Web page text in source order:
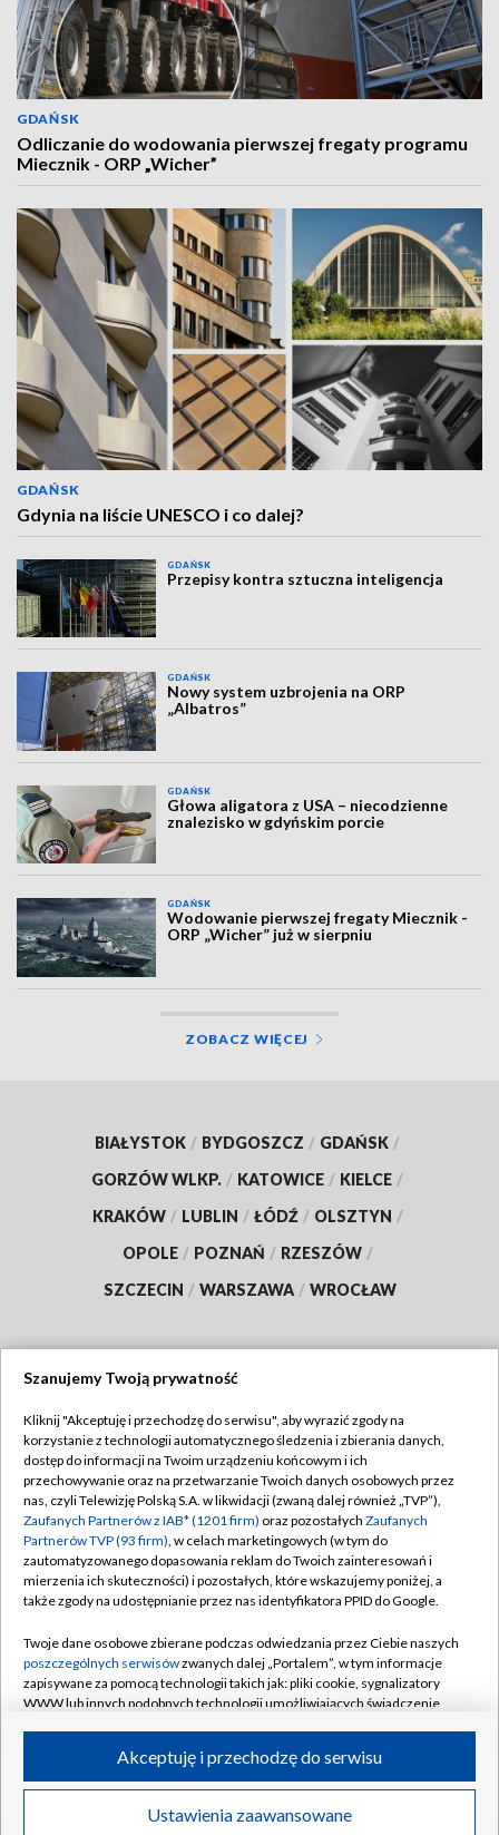
GDAŃSK
Odliczanie do wodowania pierwszej fregaty programu
Miecznik - ORP „Wicher”
GDAŃSK
Gdynia na liście UNESCO i co dalej?
GDAŃSK
Przepisy kontra sztuczna inteligencja
GDAŃSK
Nowy system uzbrojenia na ORP
„Albatros”
GDAŃSK
Głowa aligatora z USA – niecodzienne
znalezisko w gdyńskim porcie
GDAŃSK
Wodowanie pierwszej fregaty Miecznik -
ORP „Wicher” już w sierpniu
ZOBACZ WIĘCEJ
BIAŁYSTOK / BYDGOSZCZ / GDAŃSK /
GORZÓW WLKP. / KATOWICE / KIELCE /
KRAKÓW / LUBLIN / ŁÓDŹ / OLSZTYN /
OPOLE / POZNAŃ / RZESZÓW /
SZCZECIN / WARSZAWA / WROCŁAW
TVP
Abonament TVP
Emisja w TVP
Centrum informacji TVP
Naziemna Telewizja Cyfrowa
Rada Programowa
System NOS
Informacje o nadawcy
Program dla prasy
Regulamin TVP
Polityka prywatności
Moje zgody
Pomoc
Kontakt
Kanały
©2026 Telewizja Polska S.A. w likwidacji
Szanujemy Twoją prywatność
Kliknij "Akceptuję i przechodzę do serwisu", aby wyrazić zgody na
korzystanie z technologii automatycznego śledzenia i zbierania danych,
dostęp do informacji na Twoim urządzeniu końcowym i ich
przechowywanie oraz na przetwarzanie Twoich danych osobowych przez
nas, czyli Telewizję Polską S.A. w likwidacji (zwaną dalej również „TVP”),
Zaufanych Partnerów z IAB* (1201 firm) oraz pozostałych Zaufanych
Partnerów TVP (93 firm), w celach marketingowych (w tym do
zautomatyzowanego dopasowania reklam do Twoich zainteresowań i
mierzenia ich skuteczności) i pozostałych, które wskazujemy poniżej, a
także zgody na udostępnianie przez nas identyfikatora PPID do Google.
Twoje dane osobowe zbierane podczas odwiedzania przez Ciebie naszych
poszczególnych serwisówzwanych dalej „Portalem”, w tym informacje
zapisywane za pomocą technologii takich jak: pliki cookie, sygnalizatory
WWW lub innych podobnych technologii umożliwiających świadczenie
ruchu w Internecie.
Twoje dane osobowe zbierane podczas odwiedzania przez Ciebie
poszczególnych serwisówna Portalu, takie jak adresy IP, identyfikatory
Ustawienia zaawansowane
Akceptuję i przechodzę do serwisu